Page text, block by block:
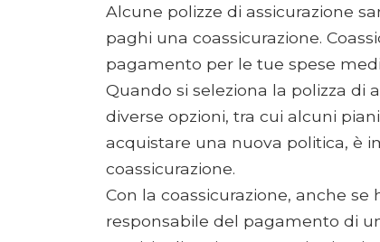
Alcune polizze di assicurazione
paghi una coassicurazione.
pagamento per le tue spese
Quando si seleziona la polizza di
diverse opzioni, tra cui alcuni
acquistare una nuova politica, è
coassicurazione.
Con la coassicurazione, anche
responsabile del pagamento di